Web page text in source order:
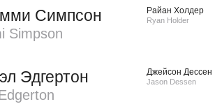
Симпсон
Simpson
Райан Холдер
Ryan Holder
Эдгертон Джейсон Дессен
Jason Dessen